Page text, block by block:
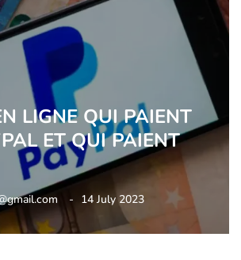
LIGNE QUI PAIENT
ET QUI PAIENT
14 July 2023